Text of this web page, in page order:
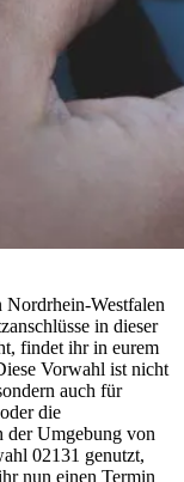
Westfalen
in dieser
findet ihr in eurem
Vorwahl ist nicht
auch für
die
der Umgebung von
02131 genutzt,
nun einen Termin